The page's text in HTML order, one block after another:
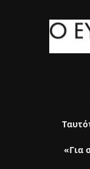
«Για